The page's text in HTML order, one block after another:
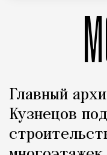
Главный
Кузнецов